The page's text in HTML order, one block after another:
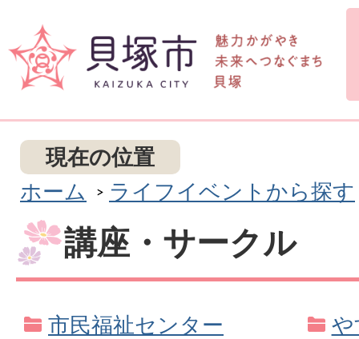
現在の位置
ホーム
ライフイベントから探す
講座・サークル
市民福祉センター
や